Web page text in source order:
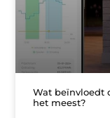
Wat beïnvloedt
het meest?